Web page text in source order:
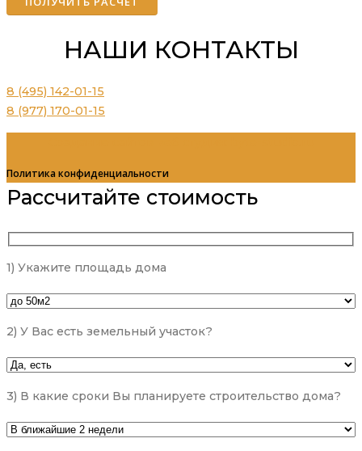
НАШИ КОНТАКТЫ
8 (495) 142-01-15
8 (977) 170-01-15
Политика конфиденциальности
Рассчитайте стоимость
1) Укажите площадь дома
2) У Вас есть земельный участок?
3) В какие сроки Вы планируете строительство дома?